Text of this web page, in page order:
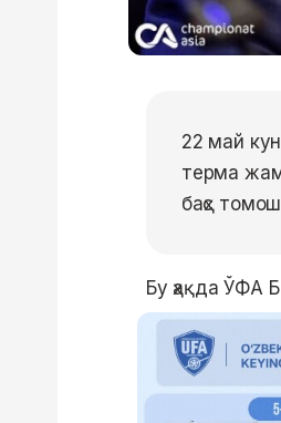
22 май
терма
баҳс
Бу ҳақда ЎФА